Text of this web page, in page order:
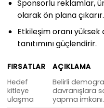
Sponsorlu reklamlar,
olarak ön plana çıkarır.
Etkileşim oranı
tanıtımını güçlendirir.
FIRSATLAR
AÇIKLAMA
Hedef
kitleye
ulaşma
Belirli
davranışlara
yapma imkanı.